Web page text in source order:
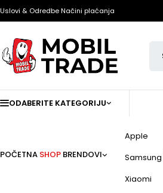
Uslovi & OdredbeNačini plaćanja
ODABERITE KATEGORIJU
POČETNA SHOP BRENDOVI
Apple
Samsung
Xiaomi